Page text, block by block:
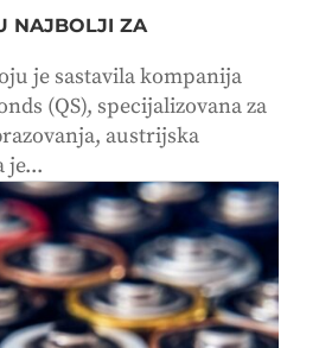
NAJBOLJI ZA
je sastavila kompanija
(QS), specijalizovana za
austrijska
je...